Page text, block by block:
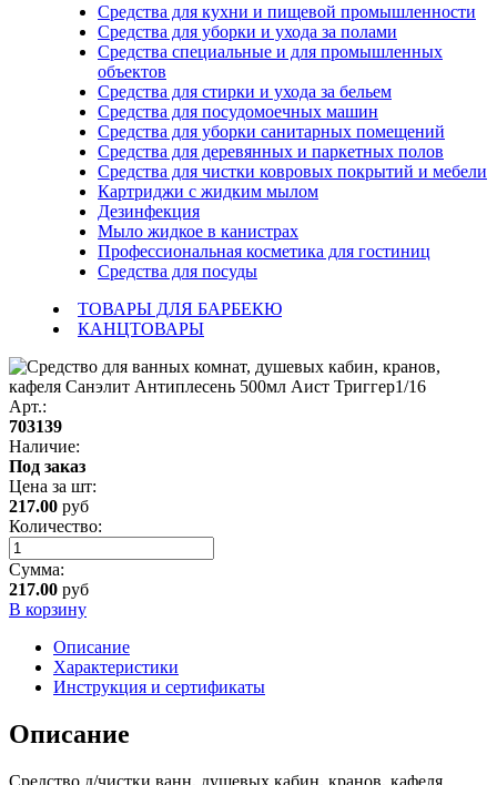
Средства для кухни и пищевой промышленности
Средства для уборки и ухода за полами
Средства специальные и для промышленных
объектов
Средства для стирки и ухода за бельем
Средства для посудомоечных машин
Средства для уборки санитарных помещений
Средства для деревянных и паркетных полов
Средства для чистки ковровых покрытий и мебели
Картриджи с жидким мылом
Дезинфекция
Мыло жидкое в канистрах
Профессиональная косметика для гостиниц
Средства для посуды
ТОВАРЫ ДЛЯ БАРБЕКЮ
КАНЦТОВАРЫ
Арт.:
703139
Наличие:
Под заказ
Цена за шт:
217.00 руб
Количество:
Сумма:
217.00 руб
В корзину
Описание
Характеристики
Инструкция и сертификаты
Описание
Средство д/чистки ванн, душевых кабин, кранов, кафеля